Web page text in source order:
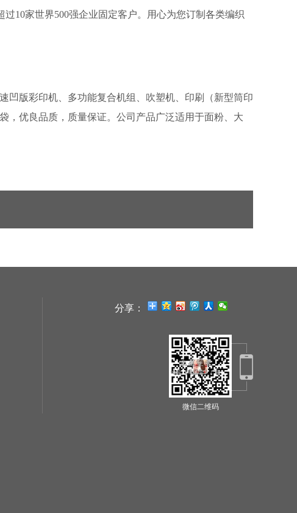
10家世界500强企业固定客户。用心为您订制各类编织
凹版彩印机、多功能复合机组、吹塑机、印刷（新型筒印
，优良品质，质量保证。公司产品广泛适用于面粉、大
分享：
微信二维码